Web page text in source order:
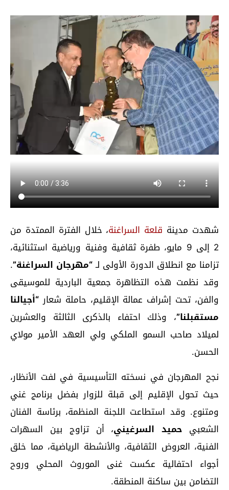
شهدت مدينة قلعة السراغنة، خلال الفترة الممتدة من
2 إلى 9 مايو، طفرة ثقافية وفنية ورياضية استثنائية،
تزامنا مع انطلاق الدورة الأولى لـ“مهرجان السراغنة”.
وقد نظمت هذه التظاهرة جمعية الباردية للموسيقى
والفن، تحت إشراف عمالة الإقليم، حاملة شعار “أجيالنا
مستقبلنا”، وذلك احتفاء بالذكرى الثالثة والعشرين
لميلاد صاحب السمو الملكي ولي العهد الأمير مولاي
الحسن.
نجح المهرجان في نسخته التأسيسية في لفت الأنظار،
حيث تحول الإقليم إلى قبلة للزوار بفضل برنامج غني
ومتنوع. وقد استطاعت اللجنة المنظمة، برئاسة الفنان
الشعبي حميد السرغيني، أن تزاوج بين السهرات
الفنية، العروض الثقافية، والأنشطة الرياضية، مما خلق
أجواء احتفالية عكست غنى الموروث المحلي وروح
التضامن بين ساكنة المنطقة.